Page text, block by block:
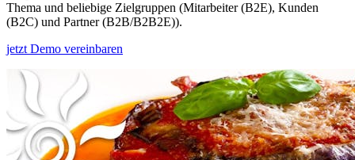
Thema und beliebige Zielgruppen (Mitarbeiter (B2E), Kunden
(B2C) und Partner (B2B/B2B2E)).
jetzt Demo vereinbaren